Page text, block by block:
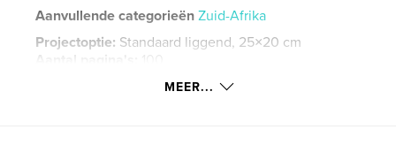
Aanvullende categorieën Zuid-Afrika
Projectoptie: Standaard liggend, 25×20 cm
Aantal pagina's:
100
MEER...